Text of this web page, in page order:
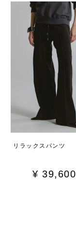
リラックスパンツ
¥ 39,600